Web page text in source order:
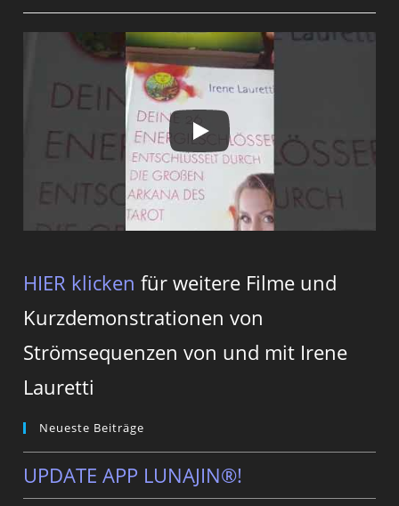
HIER klicken für weitere Filme und
Kurzdemonstrationen von
Strömsequenzen von und mit Irene
Lauretti
Neueste Beiträge
UPDATE APP LUNAJIN®!